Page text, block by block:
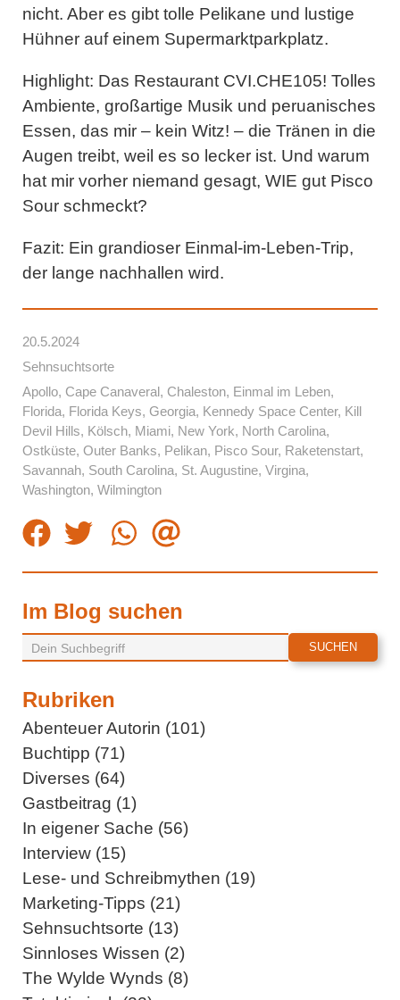
20.5.2024
Sehnsuchtsorte
Apollo, Cape Canaveral, Chaleston, Einmal im Leben,
Florida, Florida Keys, Georgia, Kennedy Space Center, Kill
Devil Hills, Kölsch, Miami, New York, North Carolina,
Ostküste, Outer Banks, Pelikan, Pisco Sour, Raketenstart,
Savannah, South Carolina, St. Augustine, Virgina,
Washington, Wilmington
nicht. Aber es gibt tolle Pelikane und lustige
Hühner auf einem Supermarktparkplatz.
Highlight: Das Restaurant CVI.CHE105! Tolles
Ambiente, großartige Musik und peruanisches
Essen, das mir – kein Witz! – die Tränen in die
Augen treibt, weil es so lecker ist. Und warum
hat mir vorher niemand gesagt, WIE gut Pisco
Sour schmeckt?
Fazit: Ein grandioser Einmal-im-Leben-Trip,
der lange nachhallen wird.
Im Blog suchen
Rubriken
Abenteuer Autorin (101)
Buchtipp (71)
Diverses (64)
Gastbeitrag (1)
In eigener Sache (56)
Interview (15)
Lese- und Schreibmythen (19)
Marketing-Tipps (21)
Sehnsuchtsorte (13)
Sinnloses Wissen (2)
The Wylde Wynds (8)